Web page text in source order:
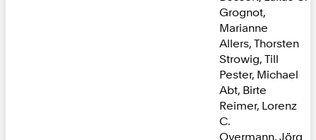
Grognot,
Marianne
Allers, Thorsten
Strowig, Till
Pester, Michael
Abt, Birte
Reimer, Lorenz
C.
Overmann, Jörg